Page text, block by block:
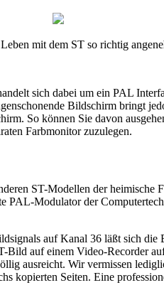
mit dem ST so richtig
sich dabei um ein PAL
Bildschirm bringt
So können Sie davon
Farbmonitor zuzulegen.
ST-Modellen der heimische
PAL-Modulator der
auf Kanal 36 läßt sich
auf einem Video-Recorder
ausreicht. Wir vermissen
kopierten Seiten. Eine